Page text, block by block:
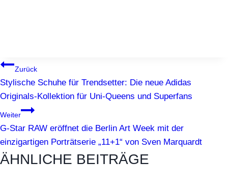
BEITRAGSNAVIGATION
Zurück
Stylische Schuhe für Trendsetter: Die neue Adidas
Originals-Kollektion für Uni-Queens und Superfans
Weiter
G-Star RAW eröffnet die Berlin Art Week mit der
einzigartigen Porträtserie „11+1“ von Sven Marquardt
ÄHNLICHE BEITRÄGE